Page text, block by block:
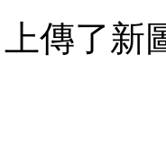
上傳了新